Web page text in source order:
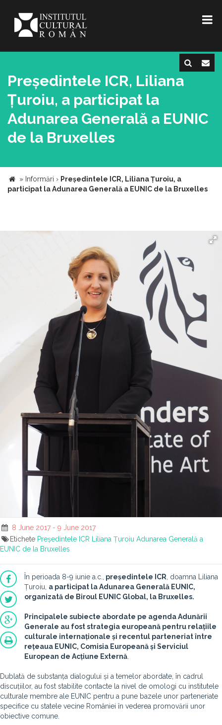
Președintele ICR, Liliana
Țuroiu, a participat la
Adunarea Generală a EUNIC
de la Bruxelles
» Informări › Președintele ICR, Liliana Țuroiu, a
participat la Adunarea Generală a EUNIC de la Bruxelles
8 June 2017 - 9 June 2017
Etichete Președintele ICR Liliana Țuroiu Adunarea Generală a
EUNIC de la Bruxelles
În perioada 8-9 iunie a.c., președintele ICR , doamna Liliana
Țuroiu, a participat la Adunarea Generală EUNIC,
organizată de Biroul EUNIC Global, la Bruxelles.
Principalele subiecte abordate pe agenda Adunării
Generale au fost strategia europeană pentru relațiile
culturale internaționale și recentul parteneriat între
rețeaua EUNIC, Comisia Europeană și Serviciul
European de Acțiune Externă
Dublată de substanța dialogului și a temelor abordate, în cadrul
discuțiilor, au fost stabilite contacte la nivel de omologi cu institutele
culturale membre ale EUNIC pentru a pune bazele unor parteneriate
specifice cu statele vecine României în vederea promovării unor
obiective comune.